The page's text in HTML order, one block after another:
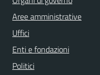
Aree amministrative
Uffici
Enti e fondazioni
Politici